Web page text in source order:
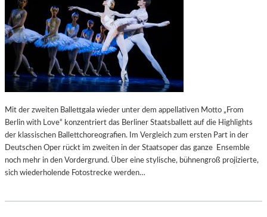
Mit der zweiten Ballettgala wieder unter dem appellativen Motto „From
Berlin with Love“ konzentriert das Berliner Staatsballett auf die Highlights
der klassischen Ballettchoreografien. Im Vergleich zum ersten Part in der
Deutschen Oper rückt im zweiten in der Staatsoper das ganze Ensemble
noch mehr in den Vordergrund. Über eine stylische, bühnengroß projizierte,
sich wiederholende Fotostrecke werden…